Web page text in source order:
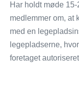
Har holdt møde
medlemmer om,
med en
legepladserne,
foretaget